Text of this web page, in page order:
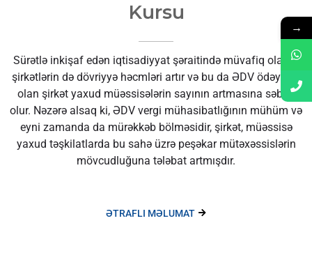
Kursu
Sürətlə inkişaf edən iqtisadiyyat şəraitində müvafiq olaraq
şirkətlərin də dövriyyə həcmləri artır və bu da ƏDV ödəyicisi
olan şirkət yaxud müəssisələrin sayının artmasına səbəb
olur. Nəzərə alsaq ki, ƏDV vergi mühasibatlığının mühüm və
eyni zamanda da mürəkkəb bölməsidir, şirkət, müəssisə
yaxud təşkilatlarda bu sahə üzrə peşəkar mütəxəssislərin
mövcudluğuna tələbat artmışdır.
ƏTRAFLI MƏLUMAT
→